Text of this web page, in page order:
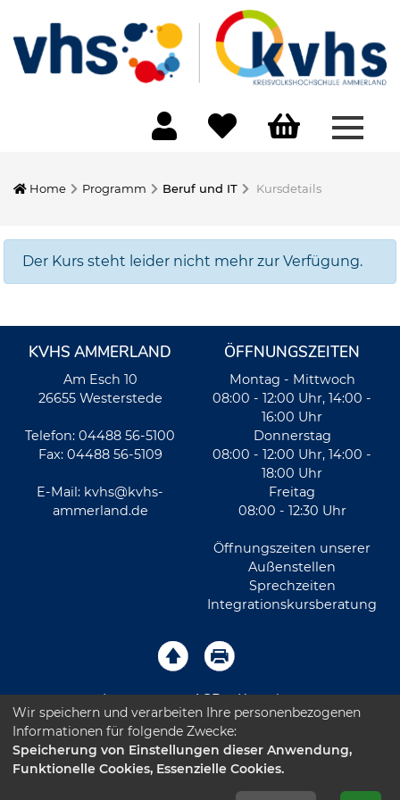
Home Programm Beruf und IT Kursdetails
Der Kurs steht leider nicht mehr zur Verfügung.
KVHS AMMERLAND
Am Esch 10
26655 Westerstede
Telefon: 04488 56-5100
Fax: 04488 56-5109
E-Mail: kvhs@kvhs-
ammerland.de
ÖFFNUNGSZEITEN
Montag - Mittwoch
08:00 - 12:00 Uhr, 14:00 -
16:00 Uhr
Donnerstag
08:00 - 12:00 Uhr, 14:00 -
18:00 Uhr
Freitag
08:00 - 12:30 Uhr
Öffnungszeiten unserer
Außenstellen
Sprechzeiten
Integrationskursberatung
Impressum AGB Kontakt
Sitemap Datenschutz Leichte Sprache
Barrierefreiheitserklärung
Wir speichern und verarbeiten Ihre personenbezogenen
Informationen für folgende Zwecke:
Speicherung von Einstellungen dieser Anwendung,
Funktionelle Cookies, Essenzielle Cookies.